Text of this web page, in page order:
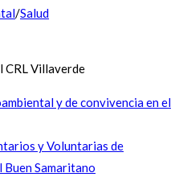
/Salud
CRL Villaverde
y de convivencia en el